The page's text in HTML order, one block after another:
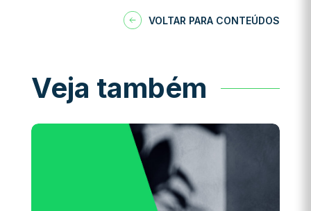
VOLTAR PARA CONTEÚDOS
Veja também